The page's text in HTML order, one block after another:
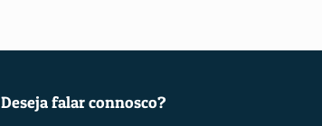
Deseja falar connosco?